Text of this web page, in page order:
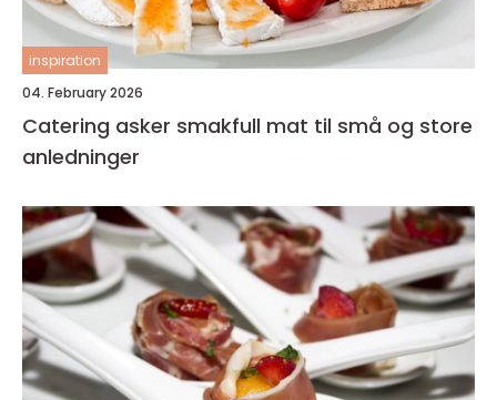
inspiration
04. February 2026
Catering asker smakfull mat til små og store
anledninger